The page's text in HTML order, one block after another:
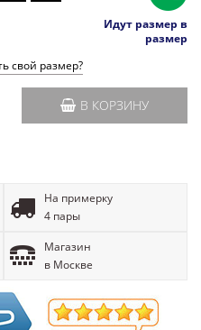
Идут размер в
размер
свой размер?
В КОРЗИНУ
На примерку
4 пары
Магазин
в Москве